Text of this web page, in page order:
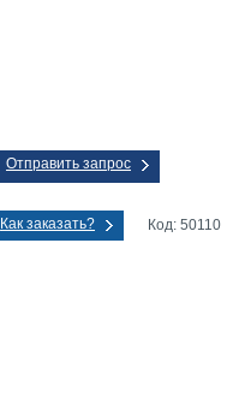
Отправить запрос
Как заказать? Код: 50110